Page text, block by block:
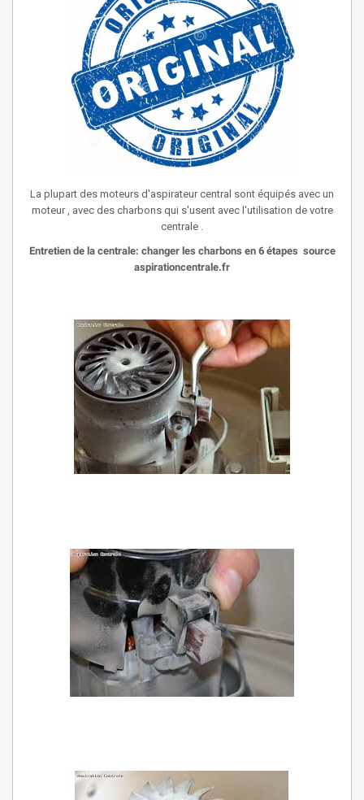
La plupart des moteurs d'aspirateur central sont équipés avec un
moteur , avec des charbons qui s'usent avec l'utilisation de votre
centrale .
Entretien de la centrale: changer les charbons en 6 étapes source
aspirationcentrale.fr